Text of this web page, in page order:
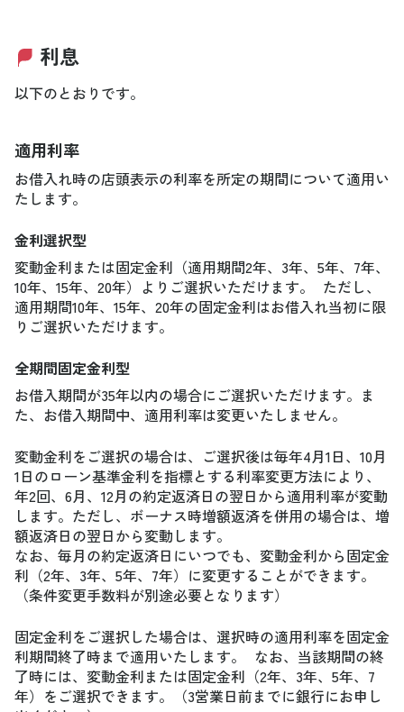
利息
以下のとおりです。
適用利率
お借入れ時の店頭表示の利率を所定の期間について適用い
たします。
金利選択型
変動金利または固定金利（適用期間2年、3年、5年、7年、
10年、15年、20年）よりご選択いただけます。 ただし、
適用期間10年、15年、20年の固定金利はお借入れ当初に限
りご選択いただけます。
全期間固定金利型
お借入期間が35年以内の場合にご選択いただけます。ま
た、お借入期間中、適用利率は変更いたしません。
変動金利をご選択の場合は、ご選択後は毎年4月1日、10月
1日のローン基準金利を指標とする利率変更方法により、
年2回、6月、12月の約定返済日の翌日から適用利率が変動
します。ただし、ボーナス時増額返済を併用の場合は、増
額返済日の翌日から変動します。
なお、毎月の約定返済日にいつでも、変動金利から固定金
利（2年、3年、5年、7年）に変更することができます。
（条件変更手数料が別途必要となります）
固定金利をご選択した場合は、選択時の適用利率を固定金
利期間終了時まで適用いたします。 なお、当該期間の終
了時には、変動金利または固定金利（2年、3年、5年、7
年）をご選択できます。（3営業日前までに銀行にお申し